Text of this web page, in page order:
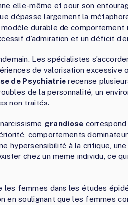
elle-même et pour son
dépasse largement la
durable de comportement
d’admiration et un déficit
Les spécialistes
de valorisation excessive
de Psychiatrie recense
de la personnalité, un
non traités.
grandiose
comportements
hypersensibilité à la critique,
chez un même individu, ce
femmes dans les études
en soulignant que les femmes